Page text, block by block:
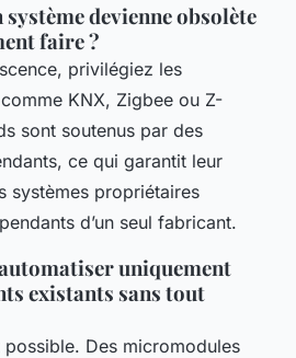
système devienne obsolète
faire ?
privilégiez les
KNX, Zigbee ou Z-
sont soutenus par des
ce qui garantit leur
systèmes propriétaires
d’un seul fabricant.
uniquement
existants sans tout
possible. Des micromodules